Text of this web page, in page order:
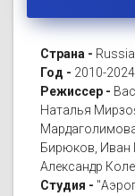
Страна -
Год - 2010-2024
Режиссер -
Наталья
Бирюков, Иван
Александр
Студия -